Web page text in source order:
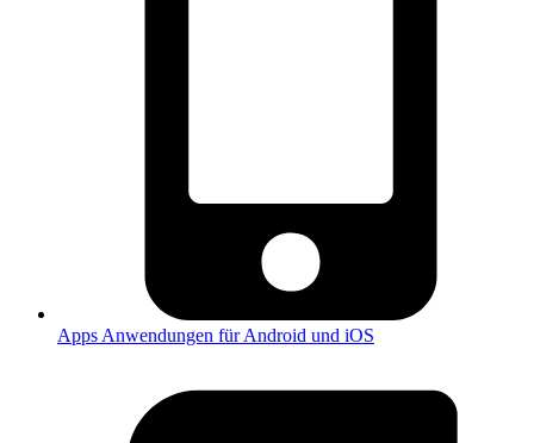
Apps Anwendungen für Android und iOS